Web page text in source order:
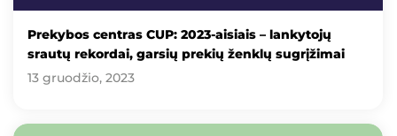
Prekybos centras CUP: 2023-aisiais – lankytojų
srautų rekordai, garsių prekių ženklų sugrįžimai
13 gruodžio, 2023